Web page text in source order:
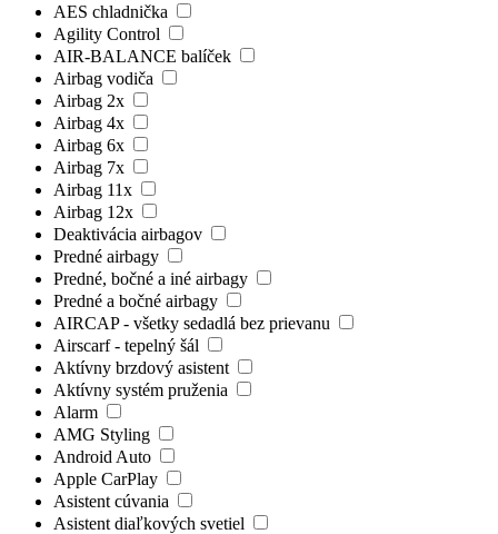
AES chladnička
Agility Control
AIR-BALANCE balíček
Airbag vodiča
Airbag 2x
Airbag 4x
Airbag 6x
Airbag 7x
Airbag 11x
Airbag 12x
Deaktivácia airbagov
Predné airbagy
Predné, bočné a iné airbagy
Predné a bočné airbagy
AIRCAP - všetky sedadlá bez prievanu
Airscarf - tepelný šál
Aktívny brzdový asistent
Aktívny systém pruženia
Alarm
AMG Styling
Android Auto
Apple CarPlay
Asistent cúvania
Asistent diaľkových svetiel